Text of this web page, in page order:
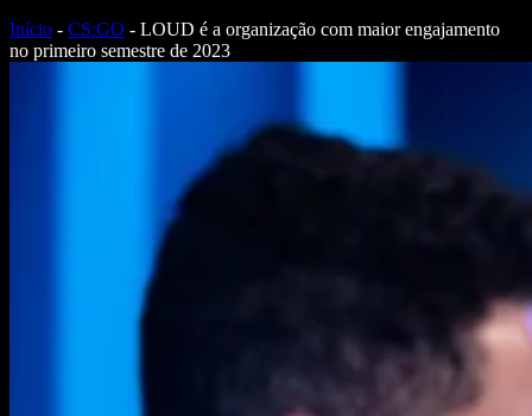
Início - CS:GO - LOUD é a organização com maior engajamento
no primeiro semestre de 2023